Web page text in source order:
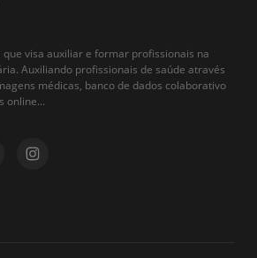
que visa auxiliar e formar profissionais na
Auxiliando profissionais de saúde através
médicas, banco de dados colaborativo
online...